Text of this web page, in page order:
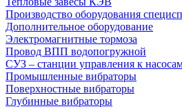
Производство оборудования
Дополнительное оборудование
Электромагнитные тормоза
Провод ВПП водопогружной
СУЗ – станции управления к
Промышленные вибраторы
Поверхностные вибраторы
Глубинные вибраторы